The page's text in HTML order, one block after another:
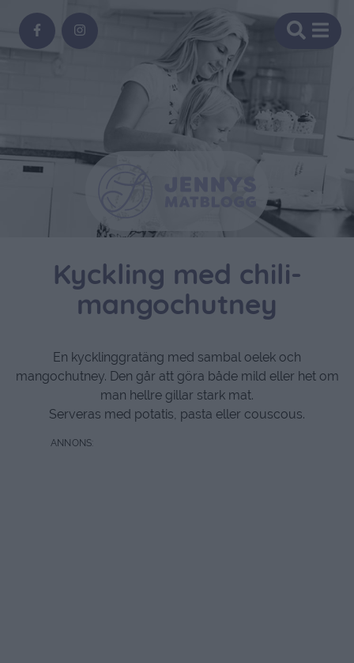
Kyckling med chili-
mangochutney
En kycklinggratäng med sambal oelek och
mangochutney. Den går att göra både mild eller het om
man hellre gillar stark mat.
Serveras med potatis, pasta eller couscous.